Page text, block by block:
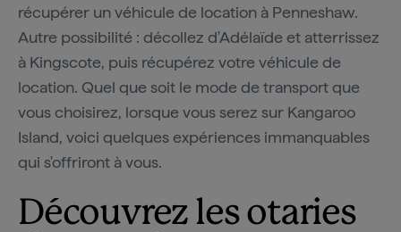
récupérer un véhicule de location à Penneshaw.
Autre possibilité : décollez d'Adélaïde et atterrissez
à Kingscote, puis récupérez votre véhicule de
location. Quel que soit le mode de transport que
vous choisirez, lorsque vous serez sur Kangaroo
Island, voici quelques expériences immanquables
qui s'offriront à vous.
Découvrez les otaries